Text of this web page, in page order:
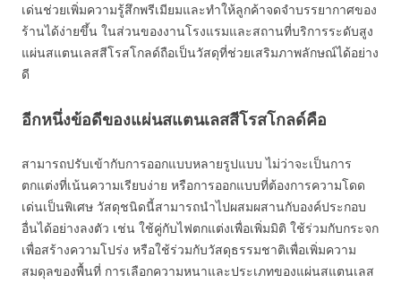
เด่นช่วยเพิ่มความรู้สึกพรีเมียมและทำให้ลูกค้าจดจำบรรยากาศของ
ร้านได้ง่ายขึ้น ในส่วนของงานโรงแรมและสถานที่บริการระดับสูง
แผ่นสแตนเลสสีโรสโกลด์ถือเป็นวัสดุที่ช่วยเสริมภาพลักษณ์ได้อย่าง
ดี
อีกหนึ่งข้อดีของแผ่นสแตนเลสสีโรสโกลด์คือ
สามารถปรับเข้ากับการออกแบบหลายรูปแบบ ไม่ว่าจะเป็นการ
ตกแต่งที่เน้นความเรียบง่าย หรือการออกแบบที่ต้องการความโดด
เด่นเป็นพิเศษ วัสดุชนิดนี้สามารถนำไปผสมผสานกับองค์ประกอบ
อื่นได้อย่างลงตัว เช่น ใช้คู่กับไฟตกแต่งเพื่อเพิ่มมิติ ใช้ร่วมกับกระจก
เพื่อสร้างความโปร่ง หรือใช้ร่วมกับวัสดุธรรมชาติเพื่อเพิ่มความ
สมดุลของพื้นที่ การเลือกความหนาและประเภทของแผ่นสแตนเลส